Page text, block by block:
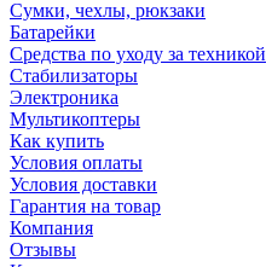
Сумки, чехлы, рюкзаки
Батарейки
Средства по уходу за техникой
Стабилизаторы
Электроника
Мультикоптеры
Как купить
Условия оплаты
Условия доставки
Гарантия на товар
Компания
Отзывы